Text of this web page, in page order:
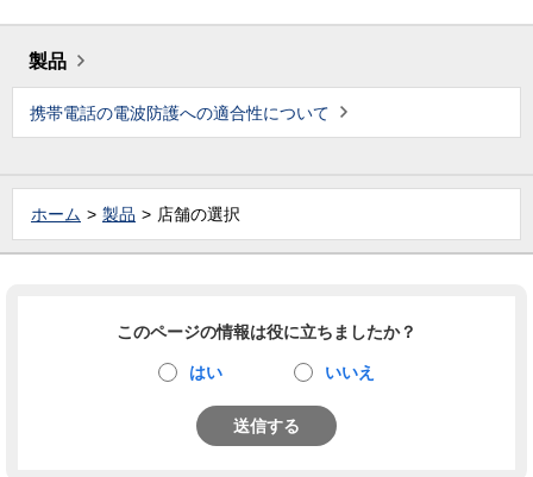
製品
携帯電話の電波防護への適合性について
ホーム 製品 店舗の選択
このページの情報は役に立ちましたか？
はい いいえ
送信する